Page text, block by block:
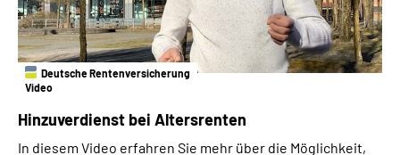
Deutsche Rentenversicherung
Video
Hinzuverdienst bei Altersrenten
In diesem Video erfahren Sie mehr über die Möglichkeit,